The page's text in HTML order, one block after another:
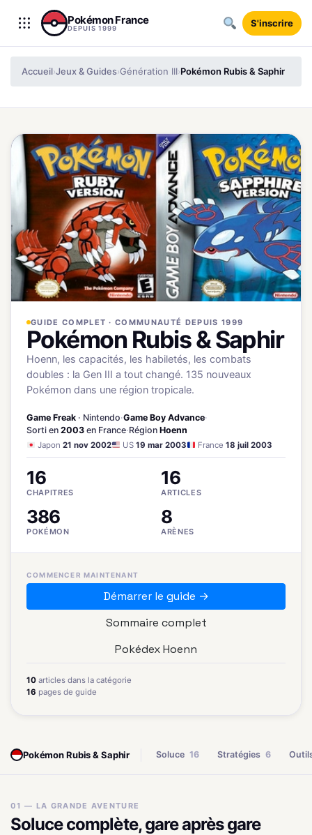
Aller au contenu
Pokémon France
DEPUIS 1999 S'inscrire
Accueil›Jeux & Guides›Génération III›Pokémon Rubis & Saphir
GUIDE COMPLET · COMMUNAUTÉ DEPUIS 1999
Pokémon Rubis & Saphir
Hoenn, les capacités, les habiletés, les combats
doubles : la Gen III a tout changé. 135 nouveaux
Pokémon dans une région tropicale.
Game Freak · Nintendo·Game Boy Advance·
Sorti en 2003 en France·Région Hoenn
Japon21 nov 2002 US19 mar 2003 France18 juil 2003
16
CHAPITRES
16
ARTICLES
386
POKÉMON
8
ARÈNES
COMMENCER MAINTENANT
Démarrer le guide →
Sommaire complet
Pokédex Hoenn
10 articles dans la catégorie
16 pages de guide
Pokémon Rubis & Saphir Soluce 16 Stratégies 6
01 — LA GRANDE AVENTURE
Soluce complète, gare après gare